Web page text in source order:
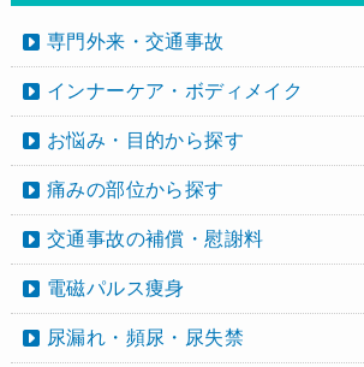
専門外来・交通事故
インナーケア・ボディメイク
お悩み・目的から探す
痛みの部位から探す
交通事故の補償・慰謝料
電磁パルス痩身
尿漏れ・頻尿・尿失禁